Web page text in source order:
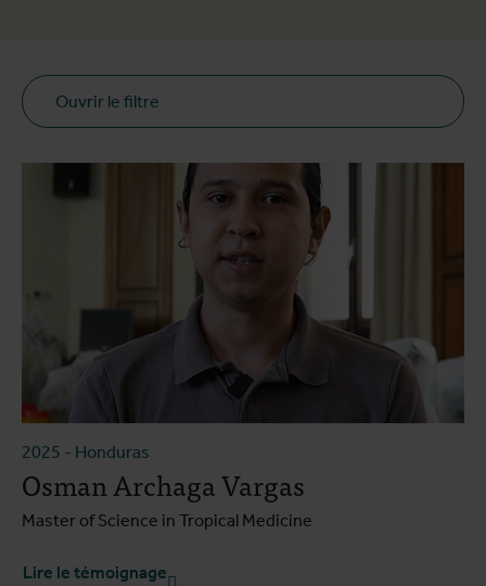
Ouvrir le filtre
2025 - Honduras
Osman Archaga Vargas
Master of Science in Tropical Medicine
Lire le témoignage